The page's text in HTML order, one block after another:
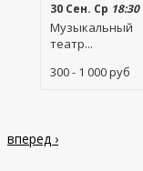
30 Сен. Ср 18:30
Музыкальный
театр...
300 - 1 000руб
вперед ›